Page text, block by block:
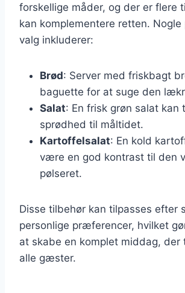
forskellige måder, og der er flere
kan komplementere retten.
valg inkluderer:
Brød: Server med friskbagt
baguette for at suge den
Salat: En frisk grøn salat kan
sprødhed til måltidet.
Kartoffelsalat: En kold
være en god kontrast til den
pølseret.
Disse tilbehør kan tilpasses efter
personlige præferencer, hvilket
at skabe en komplet middag, der
alle gæster.